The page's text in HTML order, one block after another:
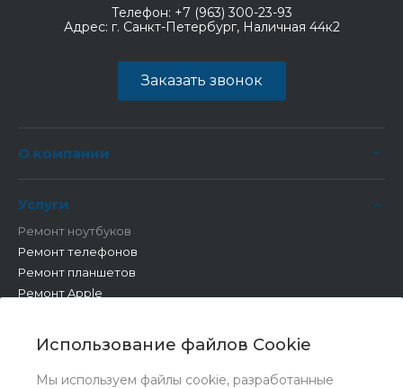
Использование файлов Cookie
Мы используем файлы cookie, разработанные
Телефон: +7 (963) 300-23-93
Адрес: г. Санкт-Петербург, Наличная 44к2
Заказать звонок
О компании
Услуги
Ремонт ноутбуков
Ремонт телефонов
Ремонт планшетов
Ремонт Apple